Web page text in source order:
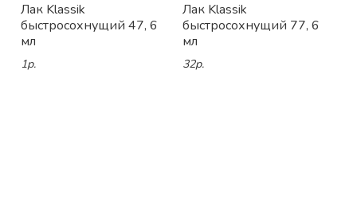
Лак Klassik
быстросохнущий 47, 6
мл
1р.
Лак Klassik
быстросохнущий 77, 6
мл
32р.